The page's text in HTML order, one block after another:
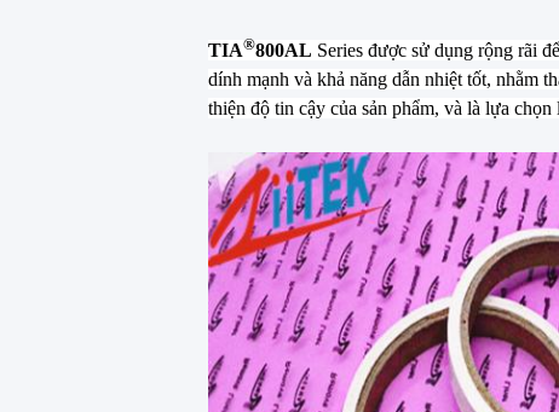
TIA®800AL Series được sử dụng rộng rãi
dính mạnh và khả năng dẫn nhiệt tốt, nhằm
thiện độ tin cậy của sản phẩm, và là lựa